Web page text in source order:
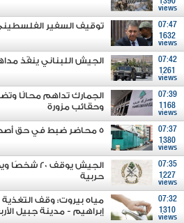
views
07:47
1632
views
توقيف السفير
07:42
1261
views
الجيش اللبناني ينفّذ
07:39
1168
views
الجمارك تداهم محالًا
وحقائب مزورة
07:37
1380
views
5 محاضر ضبط في حق أصحاب مولدات مخالفين
07:35
1227
views
الجيش يوقف
حربية
07:32
1310
views
مياه بيروت: وقف التغذية
إبراهيم - مدينة جبيل